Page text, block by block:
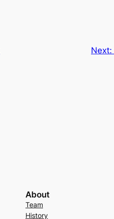
Next:
About
Team
History